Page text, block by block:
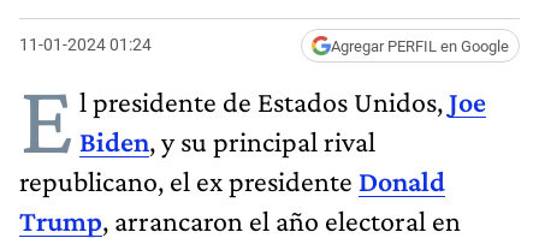
11-01-2024 01:24 Agregar PERFIL en Google
E l presidente de Estados Unidos,Joe
Biden, y su principal rival
republicano, el ex presidente Donald
Trump, arrancaron el año electoral en